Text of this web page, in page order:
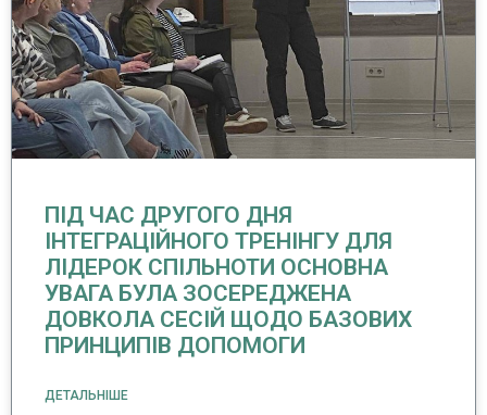
ПІД ЧАС ДРУГОГО ДНЯ
ІНТЕГРАЦІЙНОГО ТРЕНІНГУ ДЛЯ
ЛІДЕРОК СПІЛЬНОТИ ОСНОВНА
УВАГА БУЛА ЗОСЕРЕДЖЕНА
ДОВКОЛА СЕСІЙ ЩОДО БАЗОВИХ
ПРИНЦИПІВ ДОПОМОГИ
ДЕТАЛЬНІШЕ